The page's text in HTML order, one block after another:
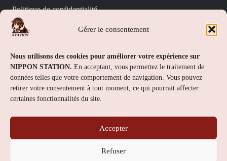
Gérer le consentement
Nous utilisons des cookies pour améliorer votre expérience sur
NIPPON STATION. En acceptant, vous permettez le traitement de
données telles que votre comportement de navigation. Vous pouvez
retirer votre consentement à tout moment, ce qui pourrait affecter
certaines fonctionnalités du site.
Accepter
Refuser
Politique de confidentialité
Politique de cookies (UE)
Nippon Station
À propos
FAQs
Contact